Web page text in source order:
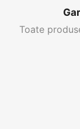
Toate